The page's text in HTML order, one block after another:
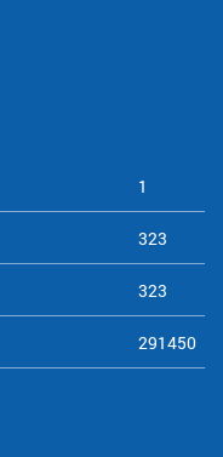
1
323
323
291450